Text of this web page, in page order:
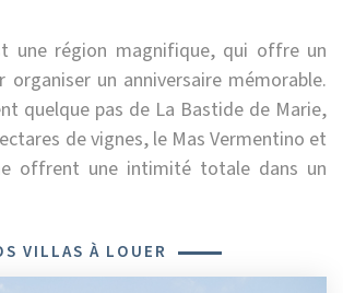
une région magnifique, qui offre un
organiser un anniversaire mémorable.
quelque pas de La Bastide de Marie,
de vignes, le Mas Vermentino et
offrent une intimité totale dans un
VILLAS À LOUER